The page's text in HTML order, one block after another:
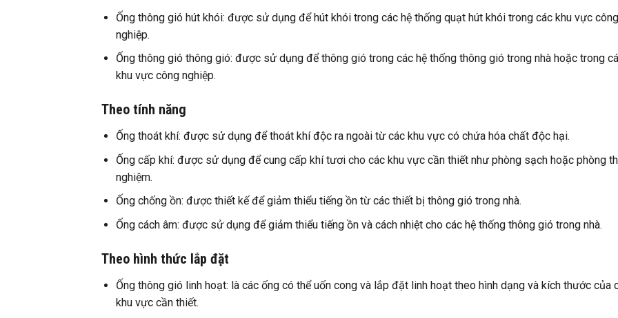
Ống thông gió hút khói: được sử dụng để hút khói trong các hệ thống quạt hút khói trong các khu vực công
nghiệp.
Ống thông gió thông gió: được sử dụng để thông gió trong các hệ thống thông gió trong nhà hoặc trong
khu vực công nghiệp.
Theo tính năng
Ống thoát khí: được sử dụng để thoát khí độc ra ngoài từ các khu vực có chứa hóa chất độc hại.
Ống cấp khí: được sử dụng để cung cấp khí tươi cho các khu vực cần thiết như phòng sạch hoặc phòng
nghiệm.
Ống chống ồn: được thiết kế để giảm thiểu tiếng ồn từ các thiết bị thông gió trong nhà.
Ống cách âm: được sử dụng để giảm thiểu tiếng ồn và cách nhiệt cho các hệ thống thông gió trong nhà.
Theo hình thức lắp đặt
Ống thông gió linh hoạt: là các ống có thể uốn cong và lắp đặt linh hoạt theo hình dạng và kích thước của
khu vực cần thiết.